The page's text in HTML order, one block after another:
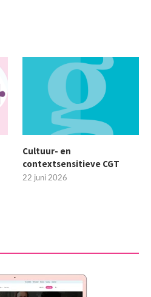
Cultuur- en
contextsensitieve CGT
22 juni 2026